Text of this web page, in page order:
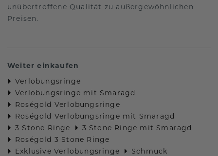
unübertroffene Qualität zu außergewöhnlichen
Preisen.
Weiter einkaufen
Verlobungsringe
Verlobungsringe mit Smaragd
Roségold Verlobungsringe
Roségold Verlobungsringe mit Smaragd
3 Stone Ringe
3 Stone Ringe mit Smaragd
Roségold 3 Stone Ringe
Exklusive Verlobungsringe
Schmuck